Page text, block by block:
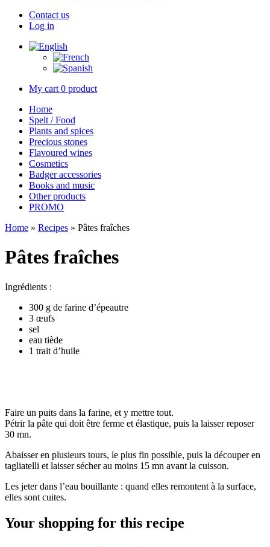
Contact us
Log in
My cart 0 product
Home
Spelt / Food
Plants and spices
Precious stones
Flavoured wines
Cosmetics
Badger accessories
Books and music
Other products
PROMO
Home » Recipes » Pâtes fraîches
Pâtes fraîches
Ingrédients :
300 g de farine d’épeautre
3 œufs
sel
eau tiède
1 trait d’huile
Faire un puits dans la farine, et y mettre tout.
Pétrir la pâte qui doit être ferme et élastique, puis la laisser reposer
30 mn.
Abaisser en plusieurs tours, le plus fin possible, puis la découper en
tagliatelli et laisser sécher au moins 15 mn avant la cuisson.
Les jeter dans l’eau bouillante : quand elles remontent à la surface,
elles sont cuites.
Your shopping for this recipe